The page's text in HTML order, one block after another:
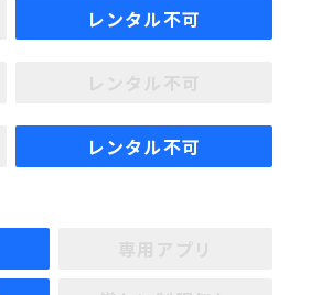
レンタル不可
レンタル不可